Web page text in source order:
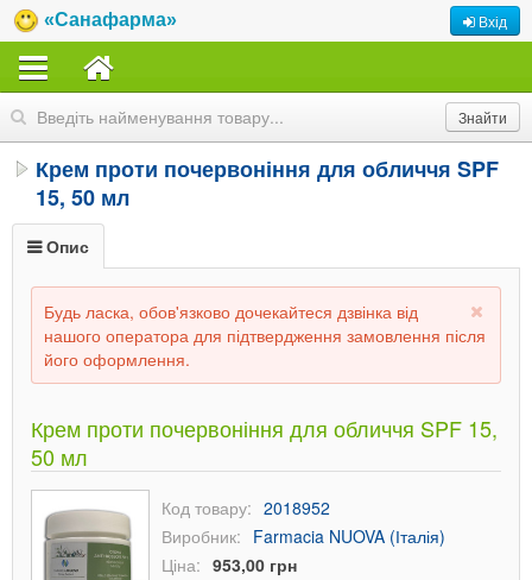
«Санафарма» Вхід
Крем проти почервоніння для обличчя SPF
15, 50 мл
Опис
Будь ласка, обов'язково дочекайтеся дзвінка від
нашого оператора для підтвердження замовлення після
його оформлення.
Крем проти почервоніння для обличчя SPF 15,
50 мл
Код товару: 2018952
Виробник: Farmacia NUOVA (Італія)
Ціна: 953,00 грн